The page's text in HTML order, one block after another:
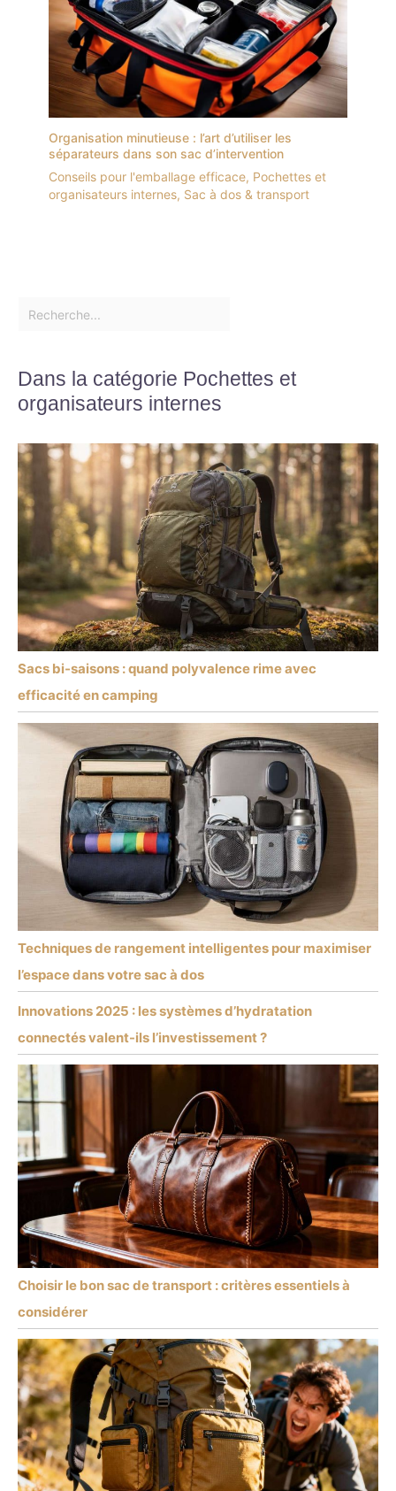
Organisation minutieuse : l’art d’utiliser les
séparateurs dans son sac d’intervention
Conseils pour l'emballage efficace, Pochettes et
organisateurs internes, Sac à dos & transport
Dans la catégorie Pochettes et
organisateurs internes
Sacs bi-saisons : quand polyvalence rime avec
efficacité en camping
Techniques de rangement intelligentes pour maximiser
l’espace dans votre sac à dos
Innovations 2025 : les systèmes d’hydratation
connectés valent-ils l’investissement ?
Choisir le bon sac de transport : critères essentiels à
considérer